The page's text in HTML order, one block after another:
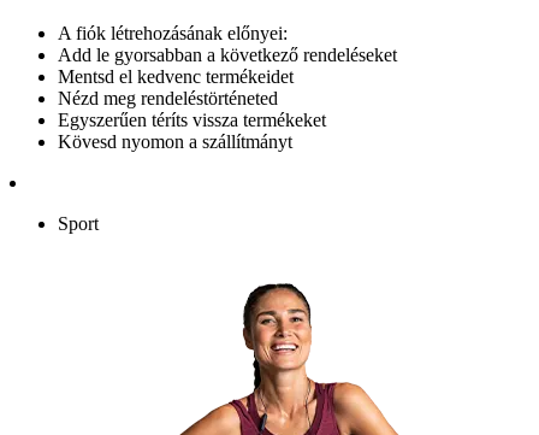
A fiók létrehozásának előnyei:
Add le gyorsabban a következő rendeléseket
Mentsd el kedvenc termékeidet
Nézd meg rendeléstörténeted
Egyszerűen téríts vissza termékeket
Kövesd nyomon a szállítmányt
Sport